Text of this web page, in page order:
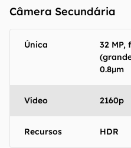
Câmera Secundária
Única
32 MP,
0.8µm
Vídeo 2160p
Recursos HDR